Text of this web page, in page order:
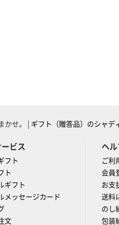
かせ。 | ギフト（贈答品）のシャデ
ビス
フト
ト
ギフト
メッセージカード
文
ヘ
ご利
会員
お支
送料
のし
包装